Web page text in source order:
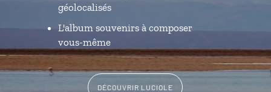
géolocalisés
L'album souvenirs à composer
vous-même
DÉCOUVRIR LUCIOLE